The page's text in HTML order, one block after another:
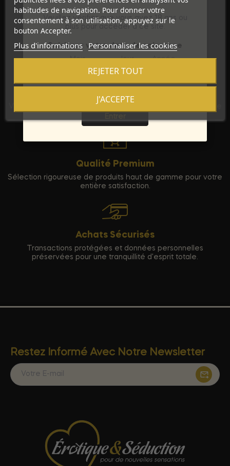
Vos commandes sont expédiées dans un emballage neutre
Qualité Premium
Sélection rigoureuse de produits haut de gamme pour votre
entière satisfaction.
Achats Sécurisés
Transactions protégées et données personnelles
préservées pour une tranquillité d'esprit totale.
Restez Informé Avec Notre Newsletter
habitudes de navigation. Pour donner votre
consentement à son utilisation, appuyez sur le
bouton Accepter.
Plus d'informations Personnaliser les cookies
REJETER TOUT
J'ACCEPTE
Veuillez vérifier que vous avez 18 ans ou
plus pour accéder à ce site.
Saisissez votre date de naissance
Mois
Jour Année
Sortie